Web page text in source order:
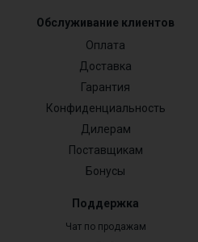
Обслуживание клиентов
Оплата
Доставка
Гарантия
Конфиденциальность
Дилерам
Поставщикам
Бонусы
Поддержка
Чат по продажам